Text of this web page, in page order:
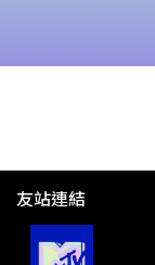
友站連結